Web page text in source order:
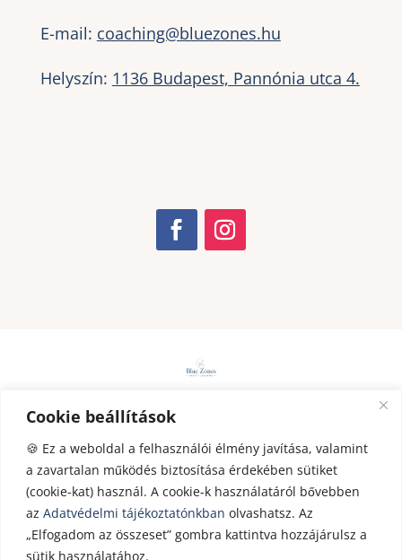
Cookie beállítások
🍪 Ez a weboldal a felhasználói élmény javítása, valamint
a zavartalan működés biztosítása érdekében sütiket
(cookie-kat) használ. A cookie-k használatáról bővebben
az Adatvédelmi tájékoztatónkban olvashatsz. Az
„Elfogadom az összeset” gombra kattintva hozzájárulsz a
sütik használatához.
E-mail: coaching@bluezones.hu
Helyszín: 1136 Budapest, Pannónia utca 4.
ADATKEZELÉS | IMPRESSZUM
AT | IDŐPONTOT FOGLALOK |HEALTH
COACHING|STRESSZMENEDZSMENT
webhosting by Ruffnet